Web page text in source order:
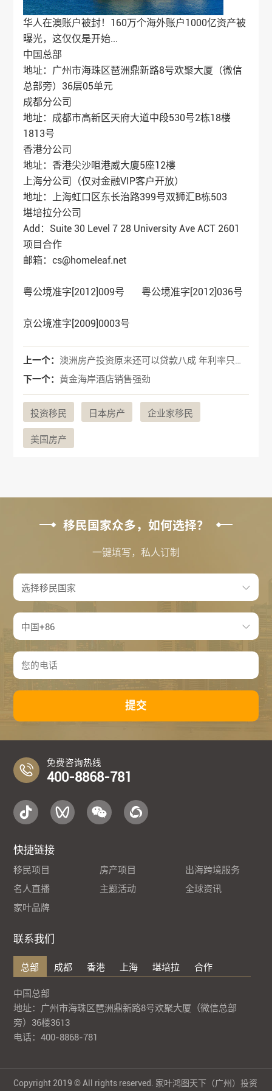
华人在澳账户被封！160万个海外账户1000亿资产被
曝光，这仅仅是开始...
中国总部
地址：广州市海珠区琶洲鼎新路8号欢聚大厦（微信
总部旁）36层05单元
成都分公司
地址：成都市高新区天府大道中段530号2栋18楼
1813号
香港分公司
地址：香港尖沙咀港威大廈5座12樓
上海分公司（仅对金融VIP客户开放）
地址：上海虹口区东长治路399号双狮汇B栋503
堪培拉分公司
Add：Suite 30 Level 7 28 University Ave ACT 2601
项目合作
邮箱：cs@homeleaf.net
粤公境准字[2012]009号 粤公境准字[2012]036号
京公境准字[2009]0003号
上一个：
下一个： 黄金海岸酒店销售强劲
投资移民 日本房产 企业家移民
美国房产
移民国家众多，如何选择？
一键填写，私人订制
提交
免费咨询热线
400-8868-781
快捷链接
移民项目 房产项目
出海跨境服务
名人直播
主题活动
全球资讯
家叶品牌
联系我们
总部 成都 香港 上海 堪培拉 合作
中国总部
地址：广州市海珠区琶洲鼎新路8号欢聚大厦（微信总部
旁）36楼3613
电话：400-8868-781
Copyright 2019 © All rights reserved. 家叶鸿图天下（广州）投资